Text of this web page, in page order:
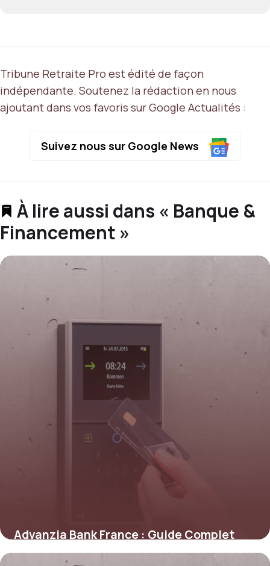
Tribune Retraite Pro est édité de façon
indépendante. Soutenez la rédaction en nous
ajoutant dans vos favoris sur Google Actualités :
Suivez nous sur Google News
À lire aussi dans « Banque &
Financement »
Advanzia Bank France : Guide Complet
2026